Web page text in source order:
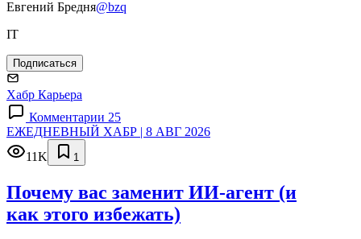
Евгений Бредня@bzq
IT
Подписаться
Хабр Карьера
Комментарии 25
ЕЖЕДНЕВНЫЙ ХАБР | 8 АВГ 2026
11K
1
Почему вас заменит ИИ‑агент (и
как этого избежать)